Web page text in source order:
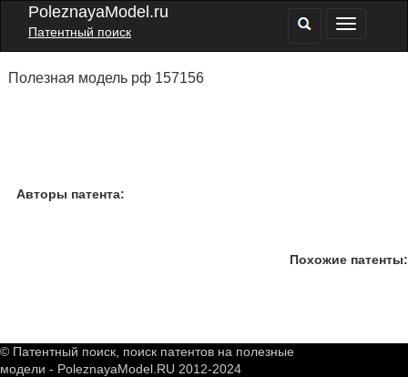
PoleznayaModel.ru
Патентный поиск
Полезная модель рф 157156
Авторы патента:
Похожие патенты:
© Патентный поиск, поиск патентов на полезные
модели - PoleznayaModel.RU 2012-2024